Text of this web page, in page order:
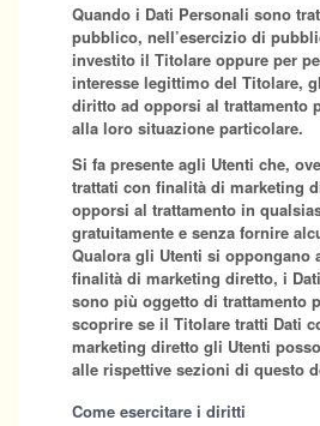
Quando i Dati Personali sono
pubblico, nell’esercizio di
investito il Titolare oppure per
interesse legittimo del Titolare,
diritto ad opporsi al trattamento
alla loro situazione particolare.
Si fa presente agli Utenti che,
trattati con finalità di marketing
opporsi al trattamento in
gratuitamente e senza fornire
Qualora gli Utenti si oppongano
finalità di marketing diretto, i
sono più oggetto di trattamento
scoprire se il Titolare tratti Dati
marketing diretto gli Utenti
alle rispettive sezioni di questo
Come esercitare i diritti